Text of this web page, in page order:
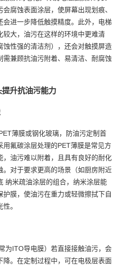
腐蚀表面涂层，使屏幕出现划痕、
会进一步降低触摸精度。此外，电梯
较大，油污在这样的环境中更难清
蚀性强的清洁剂），还会对触摸屏造
兼顾抗油污附着、易清洁、耐腐蚀
升抗油污能力
薄膜或钢化玻璃，防油污定制首
氟碳涂层处理的PET薄膜是常见方
，油污难以附着，且具有良好的耐化
。对于要求更高的场景（如厨房附近
纳米疏油涂层的组合，纳米涂层能
膜，使油污在重力或轻微擦拭下自
。
为ITO导电膜）若直接接触油污，会
降。在定制过程中，可在电极层表面